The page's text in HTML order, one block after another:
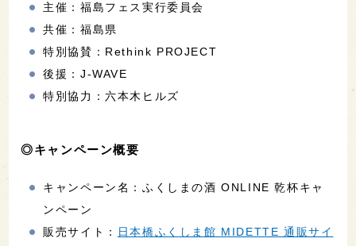
主催：福島フェス実行委員会
共催：福島県
特別協賛：Rethink PROJECT
後援：J-WAVE
特別協力：六本木ヒルズ
◎キャンペーン概要
キャンペーン名：ふくしまの酒 ONLINE 乾杯キャ
ンペーン
販売サイト：
日本橋ふくしま館 MIDETTE 通販サイ